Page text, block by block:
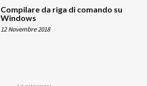
Compilare da riga di comando su
Windows
12 Novembre 2018